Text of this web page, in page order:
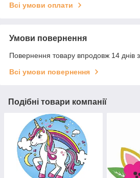
Всі умови оплати
Умови повернення
Повернення товару впродовж 14 днів
Всі умови повернення
Подібні товари компанії